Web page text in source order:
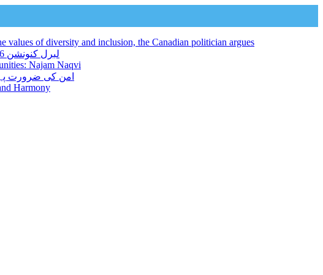
values of diversity and inclusion, the Canadian politician argues
لبرل کنونشن 2026 افراد کو اپنی برادریوں کی خدمت کے مشترکہ اہداف کا اشتراک کرنے کا ایک منفرد موقع فراہم کرتا ہے: نجم نقوی
Najam Naqvi
امن کی ضرورت
Harmony